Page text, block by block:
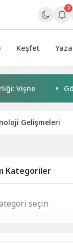
2
Keşfet
Gözde
Gelişmeleri
Kategoriler